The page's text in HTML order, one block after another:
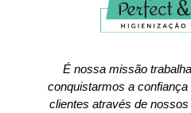
É nossa missão
conquistarmos a
clientes através de